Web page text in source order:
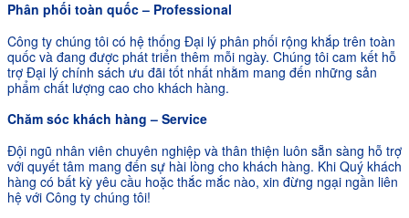
Phân phối toàn quốc – Professional
Công ty chúng tôi có hệ thống Đại lý phân phối rộng khắp trên toàn
quốc và đang được phát triển thêm mỗi ngày. Chúng tôi cam kết hỗ
trợ Đại lý chính sách ưu đãi tốt nhất nhằm mang đến những sản
phẩm chất lượng cao cho khách hàng.
Chăm sóc khách hàng – Service
Đội ngũ nhân viên chuyên nghiệp và thân thiện luôn sẵn sàng hỗ trợ
với quyết tâm mang đến sự hài lòng cho khách hàng. Khi Quý khách
hàng có bất kỳ yêu cầu hoặc thắc mắc nào, xin đừng ngại ngần liên
hệ với Công ty chúng tôi!